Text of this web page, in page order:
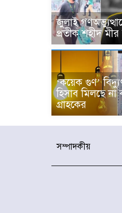
জুলাই
প্রতীক শহীদ মীর
‘কয়েক গুণ’
হিসাব মিলছে না
গ্রাহকের
সম্পাদকীয়